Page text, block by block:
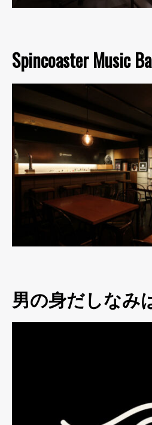
Spincoaster Music
男の身だしなみ